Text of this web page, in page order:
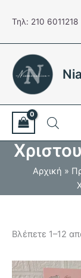
στοΤηλ: 210 6011218
Αρχική
Βλέπετε 1–12